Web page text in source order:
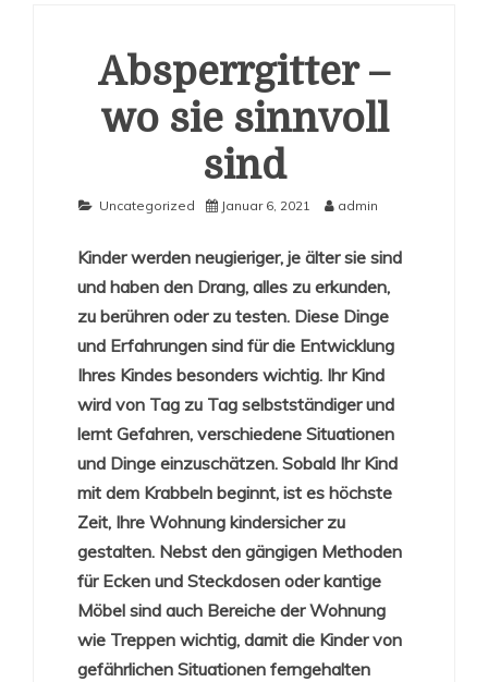
Absperrgitter –
wo sie sinnvoll
sind
Uncategorized Januar 6, 2021 admin
Kinder werden neugieriger, je älter sie sind
und haben den Drang, alles zu erkunden,
zu berühren oder zu testen. Diese Dinge
und Erfahrungen sind für die Entwicklung
Ihres Kindes besonders wichtig. Ihr Kind
wird von Tag zu Tag selbstständiger und
lernt Gefahren, verschiedene Situationen
und Dinge einzuschätzen. Sobald Ihr Kind
mit dem Krabbeln beginnt, ist es höchste
Zeit, Ihre Wohnung kindersicher zu
gestalten. Nebst den gängigen Methoden
für Ecken und Steckdosen oder kantige
Möbel sind auch Bereiche der Wohnung
wie Treppen wichtig, damit die Kinder von
gefährlichen Situationen ferngehalten